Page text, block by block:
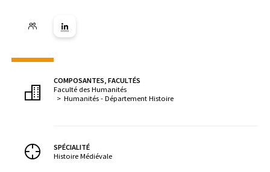
Lien vers la page Linkedin ( Nouvelle fenêtre)
COMPOSANTES, FACULTÉS
Faculté des Humanités
Humanités - Département Histoire
SPÉCIALITÉ
Histoire Médiévale